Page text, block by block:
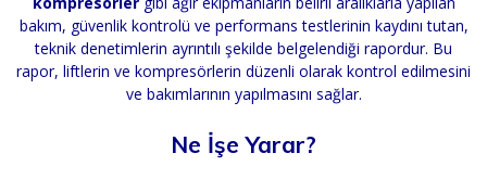
bakım, güvenlik kontrolü ve performans testlerinin kaydını tutan,
teknik denetimlerin ayrıntılı şekilde belgelendiği rapordur. Bu
rapor, liftlerin ve kompresörlerin düzenli olarak kontrol edilmesini
ve bakımlarının yapılmasını sağlar.
Ne İşe Yarar?